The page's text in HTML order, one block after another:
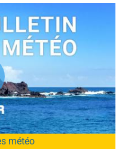
météo